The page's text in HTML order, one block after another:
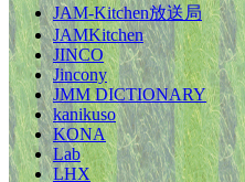
JAM-Kitchen放送局
JAMKitchen
JINCO
Jincony
JMM DICTIONARY
kanikuso
KONA
Lab
LHX